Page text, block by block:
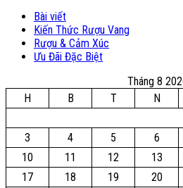
Bài viết
Kiến Thức Rượu Vang
Rượu & Cảm Xúc
Ưu Đãi Đặc Biệt
Tháng 8
H
B T N
3
4 5 6
10
11 12 13
17
18 19 20